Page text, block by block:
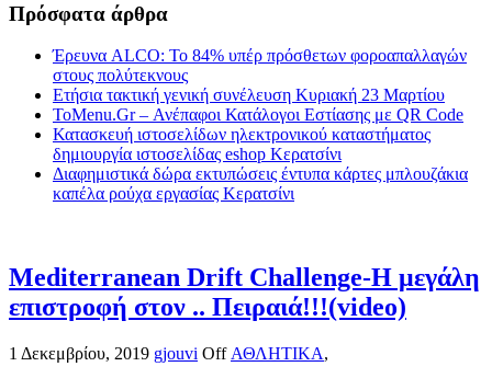
Πρόσφατα άρθρα
Έρευνα ALCO: Το 84% υπέρ πρόσθετων φοροαπαλλαγών
στους πολύτεκνους
Ετήσια τακτική γενική συνέλευση Κυριακή 23 Μαρτίου
ToMenu.Gr – Ανέπαφοι Κατάλογοι Εστίασης με QR Code
Κατασκευή ιστοσελίδων ηλεκτρονικού καταστήματος
δημιουργία ιστοσελίδας eshop Κερατσίνι
Διαφημιστικά δώρα εκτυπώσεις έντυπα κάρτες μπλουζάκια
καπέλα ρούχα εργασίας Κερατσίνι
Mediterranean Drift Challenge-Η μεγάλη
επιστροφή στον .. Πειραιά!!!(video)
1 Δεκεμβρίου, 2019 gjouvi Off ΑΘΛΗΤΙΚΑ,